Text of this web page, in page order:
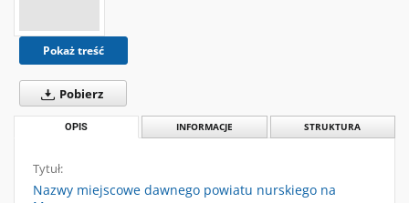
Pokaż treść
Pobierz
OPIS INFORMACJE STRUKTURA
Tytuł:
Nazwy miejscowe dawnego powiatu nurskiego na